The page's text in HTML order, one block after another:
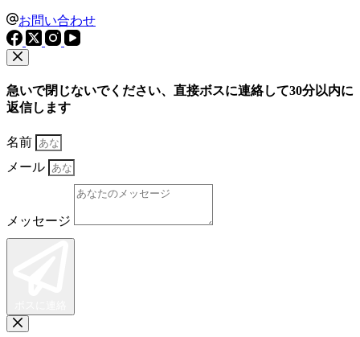
お問い合わせ
急いで閉じないでください、直接ボスに連絡して30分以内に
返信します
名前
メール
メッセージ